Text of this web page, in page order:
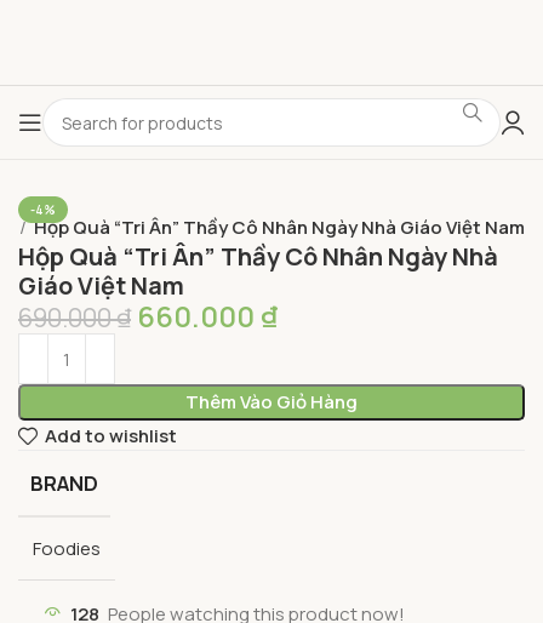
-4%
Hộp Quà “Tri Ân” Thầy Cô Nhân Ngày Nhà Giáo Việt Nam
Hộp Quà “Tri Ân” Thầy Cô Nhân Ngày Nhà
Giáo Việt Nam
690.000₫ 660.000 ₫
Thêm Vào Giỏ Hàng
Add to wishlist
BRAND
Foodies
128 People watching this product now!